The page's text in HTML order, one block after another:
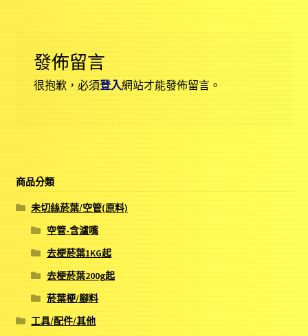
發佈留言
很抱歉，必須登入網站才能發佈留言。
商品分類
未切絲菸葉/空管(原料)
空管-含濾嘴
去梗菸葉1KG起
去梗菸葉200g起
菸葉梗/腳料
工具/配件/其他